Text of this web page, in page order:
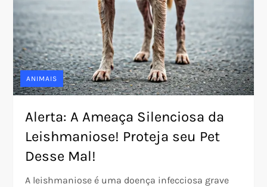
ANIMAIS
Alerta: A Ameaça Silenciosa da
Leishmaniose! Proteja seu Pet
Desse Mal!
A leishmaniose é uma doença infecciosa grave